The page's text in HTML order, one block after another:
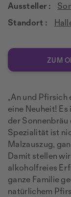
Aussteller :
Standort :
ZUM
„An und Pfirsich
eine Neuheit!
der Sonnenbräu
Spezialität ist
Malzauszug,
Damit stellen
alkoholfreies
ganze Familie
natürlichem